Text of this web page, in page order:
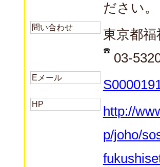
ださい。
問い合わせ
東京都
03-
Eメール
HP
http://
p/joho/